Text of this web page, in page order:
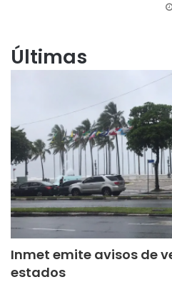
Últimas
Inmet emite avisos de
estados